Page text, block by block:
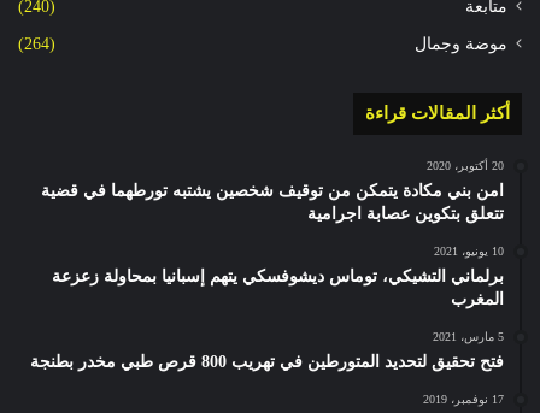
متابعة (240)
موضة وجمال (264)
أكثر المقالات قراءة
20 أكتوبر، 2020
امن بني مكادة يتمكن من توقيف شخصين يشتبه تورطهما في قضية
تتعلق بتكوين عصابة اجرامية
10 يونيو، 2021
برلماني التشيكي، توماس ديشوفسكي يتهم إسبانيا بمحاولة زعزعة
المغرب
5 مارس، 2021
فتح تحقيق لتحديد المتورطين في تهريب 800 قرص طبي مخدر بطنجة
17 نوفمبر، 2019